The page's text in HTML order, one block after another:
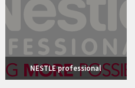
NESTLE professional